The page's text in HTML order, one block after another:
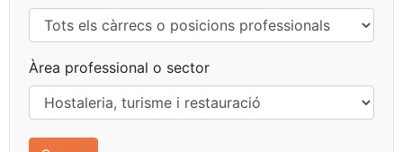
Àrea professional o sector